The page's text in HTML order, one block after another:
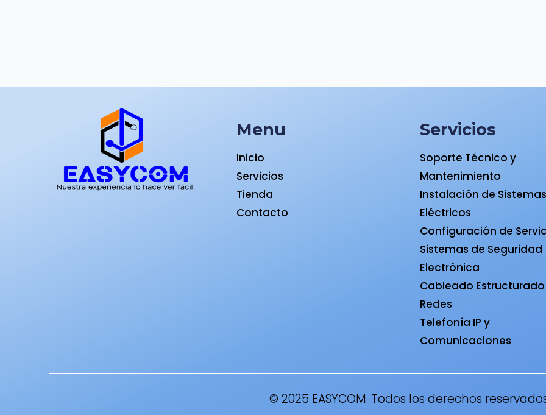
Menu
Inicio
Servicios
Tienda
Contacto
Servicios
Soporte Técnico y
Mantenimiento
Instalación de
Eléctricos
Configuración de
Sistemas de Seguridad
Electrónica
Cableado
Redes
Telefonía IP y
Comunicaciones
© 2025 EASYCOM. Todos los derechos